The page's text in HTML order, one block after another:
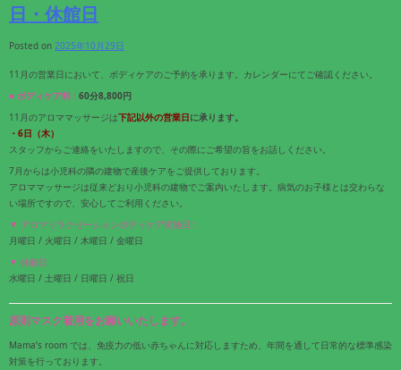
日・休館日
Posted on 2025年10月29日
11月の営業日において、ボディケアのご予約を承ります。カレンダーにてご確認ください。
■ ボディケア料 : 60分8,800円
11月のアロママッサージは下記以外の営業日に承ります。
・6日（木）
スタッフからご連絡をいたしますので、その際にご希望の旨をお話しください。
7月からは小児科の隣の建物で産後ケアをご提供しております。
アロママッサージは従来どおり小児科の建物でご案内いたします。病気のお子様とは交わらな
い場所ですので、安心してご利用ください。
▼ アロマリラクゼーションボディケア実施日 :
月曜日 / 火曜日 / 木曜日 / 金曜日
▼ 休館日 :
水曜日 / 土曜日 / 日曜日 / 祝日
原則マスク着用をお願いいたします。
Mama’s room では、免疫力の低い赤ちゃんに対応しますため、年間を通して日常的な標準感染
対策を行っております。